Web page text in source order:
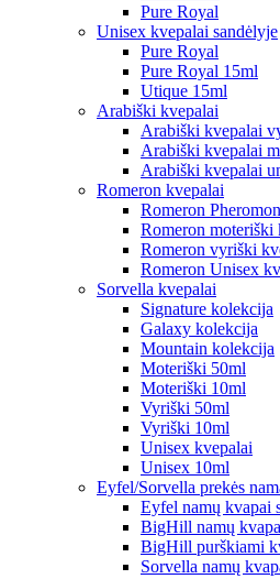
Pure Royal
Unisex kvepalai sandėlyje
Pure Royal
Pure Royal 15ml
Utique 15ml
Arabiški kvepalai
Arabiški kvepalai
Arabiški kvepalai
Arabiški kvepalai
Romeron kvepalai
Romeron
Romeron moteriški
Romeron vyriški
Romeron Unisex
Sorvella kvepalai
Signature kolekcija
Galaxy kolekcija
Mountain kolekcija
Moteriški 50ml
Moteriški 10ml
Vyriški 50ml
Vyriški 10ml
Unisex kvepalai
Unisex 10ml
Eyfel/Sorvella prekės
Eyfel namų kvapai
BigHill namų
BigHill purškiami
Sorvella namų